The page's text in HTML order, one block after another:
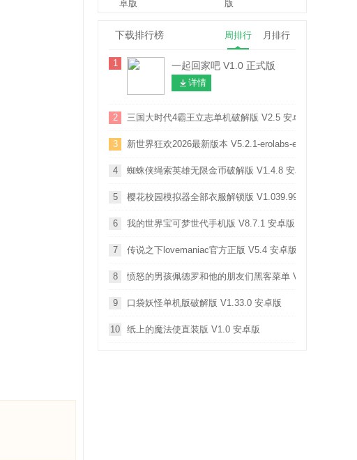
重生
奇
下载排行榜 周排行 月排行
1 一起回家吧 V1.0 正式版
详情
2 三国大时代4霸王立志单机破解版 V2.5 安卓版
3 新世界狂欢2026最新版本 V5.2.1-erolabs-erolabs-erolabs
4 蜘蛛侠绳索英雄无限金币破解版 V1.4.8 安卓版
5 樱花校园模拟器全部衣服解锁版 V1.039.99 安卓版
6 我的世界宝可梦世代手机版 V8.7.1 安卓版
7 传说之下lovemaniac官方正版 V5.4 安卓版
8 愤怒的男孩佩德罗和他的朋友们黑客菜单 V0.5 安卓版
9 口袋妖怪单机版破解版 V1.33.0 安卓版
10 纸上的魔法使直装版 V1.0 安卓版